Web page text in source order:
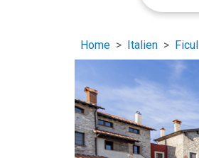
Home Italien